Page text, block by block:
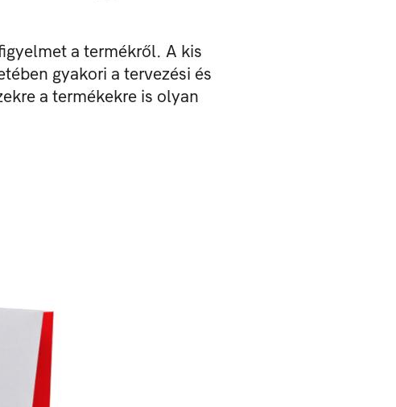
a termékről. A kis
gyakori a tervezési és
a termékekre is olyan